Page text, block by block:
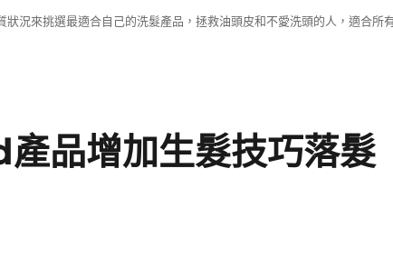
況來挑選最適合自己的洗髮產品，拯救油頭皮和不愛洗頭的人，適合所
品增加生髮技巧落髮